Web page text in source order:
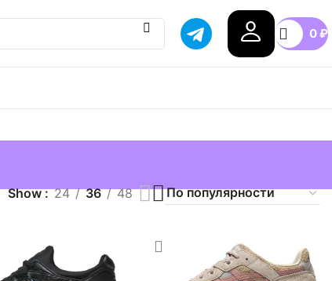
0₽
Show 24 36 48